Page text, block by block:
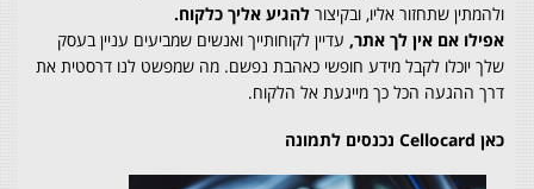
ולהמתין שתחזור אליו, ובקיצור להגיע אליך כלקוח.
אפילו אם אין לך אתר, עדיין לקוחותייך ואנשים שמביעים עניין בעסק
שלך יוכלו לקבל מידע חופשי כאהבת נפשם. מה שמפשט לנו דרסטית את
דרך ההגעה הכל כך מייגעת אל הלקוח.
כאן Cellocard נכנסים לתמונה